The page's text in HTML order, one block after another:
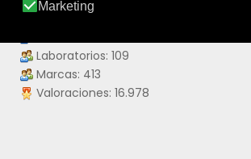
Laboratorios: 109
Marcas: 413
Valoraciones: 16.978